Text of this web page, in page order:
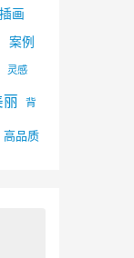
插画
案例
灵感
背
高品质